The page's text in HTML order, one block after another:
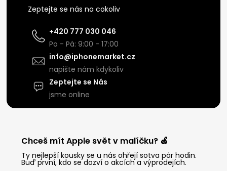
Zeptejte se nás na cokoliv
+420 777 030 046
Po - Pá: 9:00 - 17:00
info@iphonemarket.cz
napište nám kdykoliv
Zeptejte se Nás
jsme online
Chceš mít Apple svět v malíčku? 🍏
Ty nejlepší kousky se u nás ohřejí sotva pár hodin.
Buď první, kdo se dozví o akcích a výprodejích.